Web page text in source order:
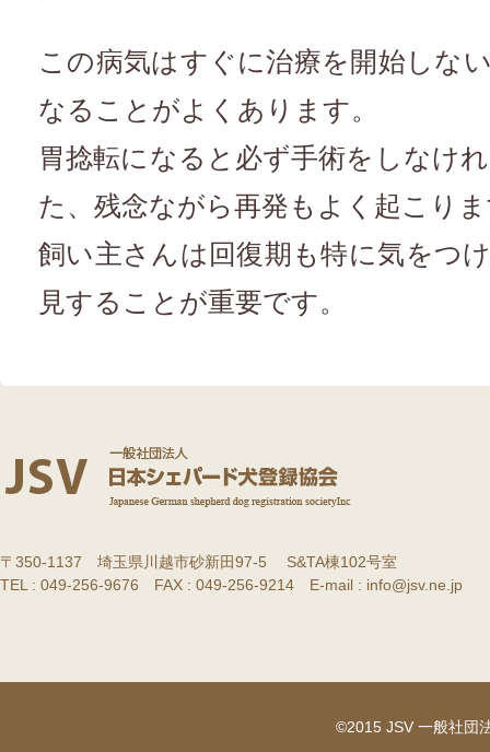
この病気はすぐに治療を開始しな
なることがよくあります。
胃捻転になると必ず手術をしなけ
た、残念ながら再発もよく起こり
飼い主さんは回復期も特に気をつ
見することが重要です。
〒350-1137 埼玉県川越市砂新田97-5 S&TA棟102号室
TEL : 049-256-9676 FAX : 049-256-9214 E-mail : info@jsv.ne.jp
©2015 JSV 一般社団